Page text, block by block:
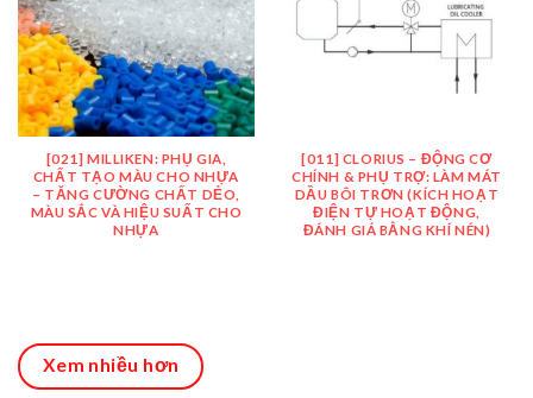
[021] MILLIKEN: PHỤ GIA,
CHẤT TẠO MÀU CHO NHỰA
– TĂNG CƯỜNG CHẤT DẺO,
MÀU SẮC VÀ HIỆU SUẤT CHO
NHỰA
[011] CLORIUS – ĐỘNG CƠ
CHÍNH & PHỤ TRỢ: LÀM MÁT
DẦU BÔI TRƠN (KÍCH HOẠT
ĐIỆN TỰ HOẠT ĐỘNG,
ĐÁNH GIÁ BẰNG KHÍ NÉN)
Xem nhiều hơn